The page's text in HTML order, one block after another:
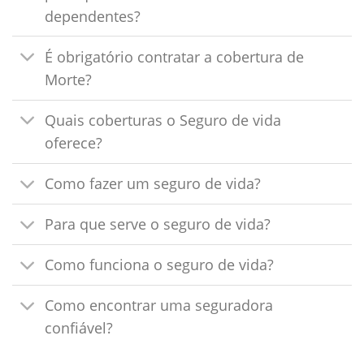
dependentes?
É obrigatório contratar a cobertura de
Morte?
Quais coberturas o Seguro de vida
oferece?
Como fazer um seguro de vida?
Para que serve o seguro de vida?
Como funciona o seguro de vida?
Como encontrar uma seguradora
confiável?